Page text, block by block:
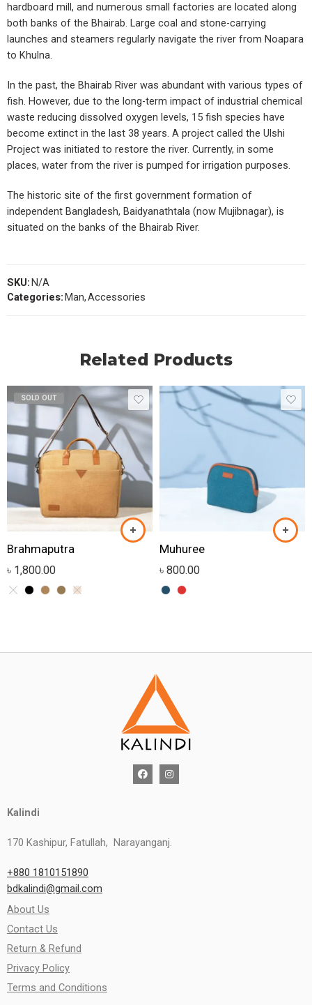
hardboard mill, and numerous small factories are located along
both banks of the Bhairab. Large coal and stone-carrying
launches and steamers regularly navigate the river from Noapara
to Khulna.
In the past, the Bhairab River was abundant with various types of
fish. However, due to the long-term impact of industrial chemical
waste reducing dissolved oxygen levels, 15 fish species have
become extinct in the last 38 years. A project called the Ulshi
Project was initiated to restore the river. Currently, in some
places, water from the river is pumped for irrigation purposes.
The historic site of the first government formation of
independent Bangladesh, Baidyanathtala (now Mujibnagar), is
situated on the banks of the Bhairab River.
SKU: N/A
Categories: Man,Accessories
Related Products
SOLD OUT
Brahmaputra
৳ 1,800.00
Muhuree
৳ 800.00
Kalindi
170 Kashipur, Fatullah, Narayanganj.
+880 1810151890
bdkalindi@gmail.com
About Us
Contact Us
Return & Refund
Privacy Policy
Terms and Conditions